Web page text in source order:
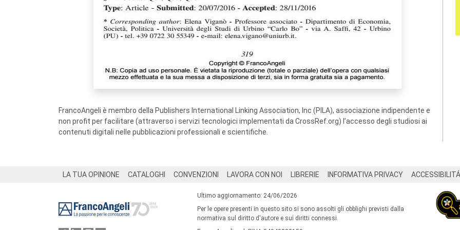
FrancoAngeli è membro della Publishers International Linking Association, Inc (PILA), associazione indipendente e
non profit per facilitare (attraverso i servizi tecnologici implementati da CrossRef.org) l’accesso degli studiosi ai
contenuti digitali nelle pubblicazioni professionali e scientifiche.
LA TUA OPINIONE CATALOGHI CONVENZIONI LAVORA CON NOI LIBRERIE INFORMATIVA PRIVACY ACCESSIBILITÁ
Ultimo aggiornamento: 24/06/2026
Per le opere presenti in questo sito si sono assolti gli obblighi previsti dalla
normativa sul diritto d'autore e sui diritti connessi.